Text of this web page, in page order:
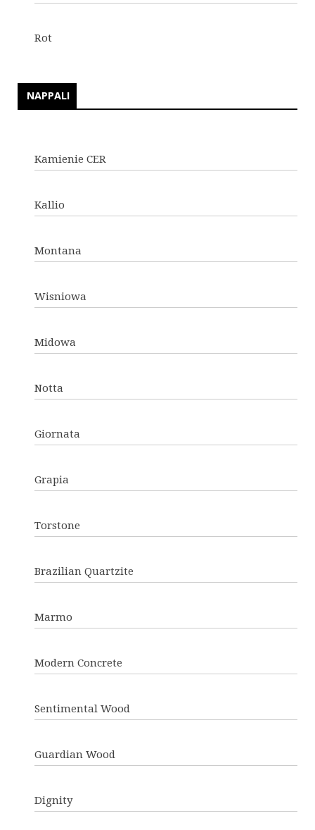
Rot
NAPPALI
Kamienie CER
Kallio
Montana
Wisniowa
Midowa
Notta
Giornata
Grapia
Torstone
Brazilian Quartzite
Marmo
Modern Concrete
Sentimental Wood
Guardian Wood
Dignity